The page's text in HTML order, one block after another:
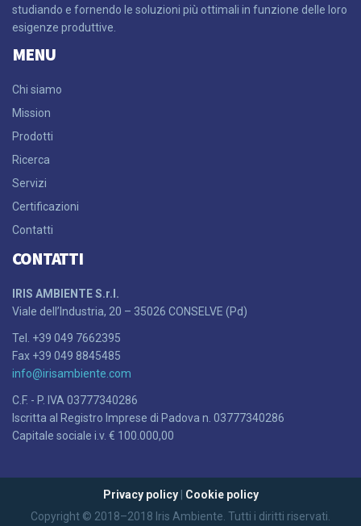
studiando e fornendo le soluzioni più ottimali in funzione delle loro
esigenze produttive.
MENU
Chi siamo
Mission
Prodotti
Ricerca
Servizi
Certificazioni
Contatti
CONTATTI
IRIS AMBIENTE S.r.l.
Viale dell’Industria, 20 – 35026 CONSELVE (Pd)
Tel. +39 049 7662395
Fax +39 049 8845485
info@irisambiente.com
C.F. - P. IVA 03777340286
Iscritta al Registro Imprese di Padova n. 03777340286
Capitale sociale i.v. € 100.000,00
Privacy policy| Cookie policy
Copyright © 2018–2018 Iris Ambiente. Tutti i diritti riservati.